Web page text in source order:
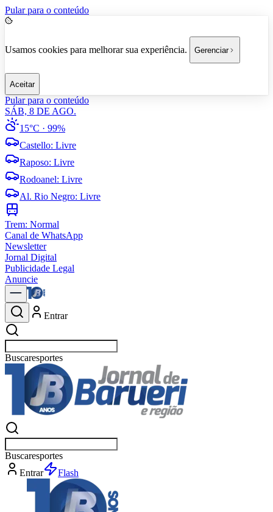
Pular para o conteúdo
Usamos cookies para melhorar sua experiência. Gerenciar
Aceitar
Pular para o conteúdo
SÁB, 8 DE AGO.
15°C · 99%
Castello: Livre
Raposo: Livre
Rodoanel: Livre
Al. Rio Negro: Livre
Trem: Normal
Canal de WhatsApp
Newsletter
Jornal Digital
Publicidade Legal
Anuncie
Entrar
Buscar
Buscare
Entrar
Flash